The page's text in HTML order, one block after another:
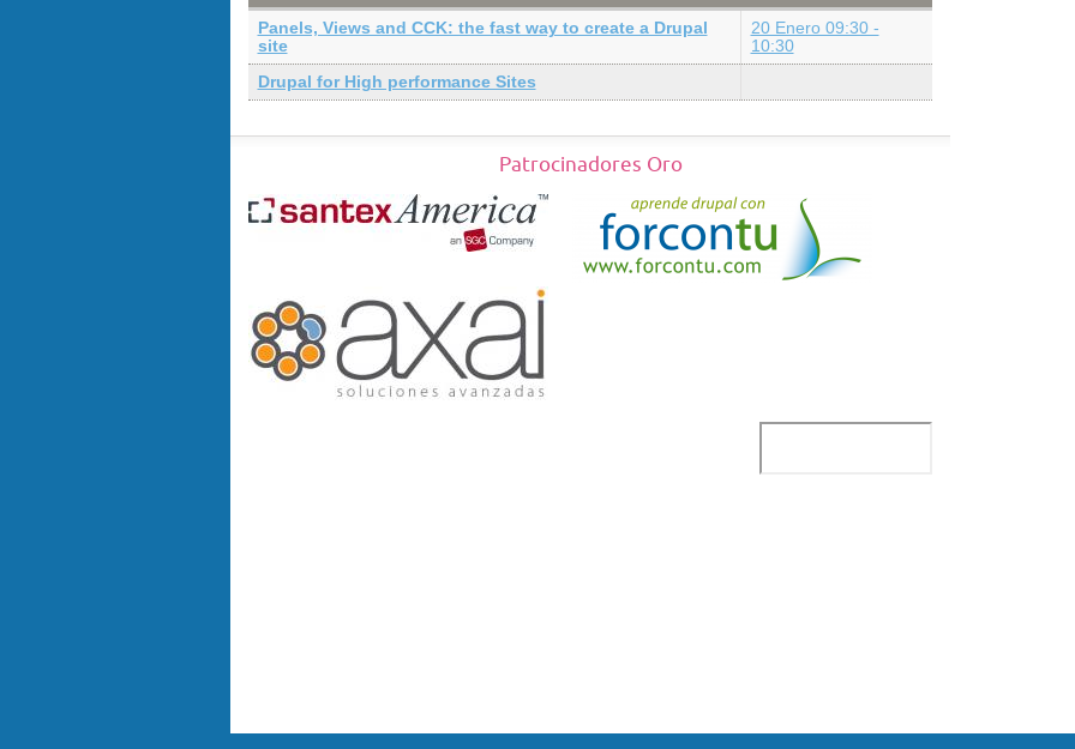
Panels, Views and CCK: the fast way to create a Drupal
site
20 Enero 09:30 -
10:30
Drupal for High performance Sites
Patrocinadores Oro